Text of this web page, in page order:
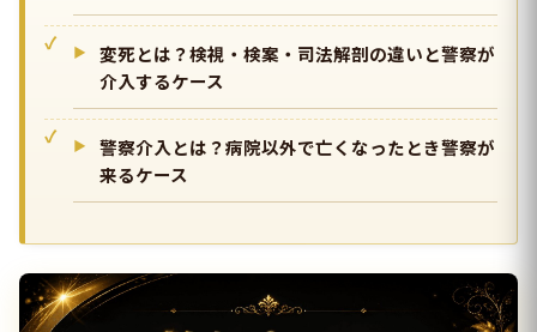
変死とは？検視・検案・司法解剖の違いと警察が
介入するケース
警察介入とは？病院以外で亡くなったとき警察が
来るケース